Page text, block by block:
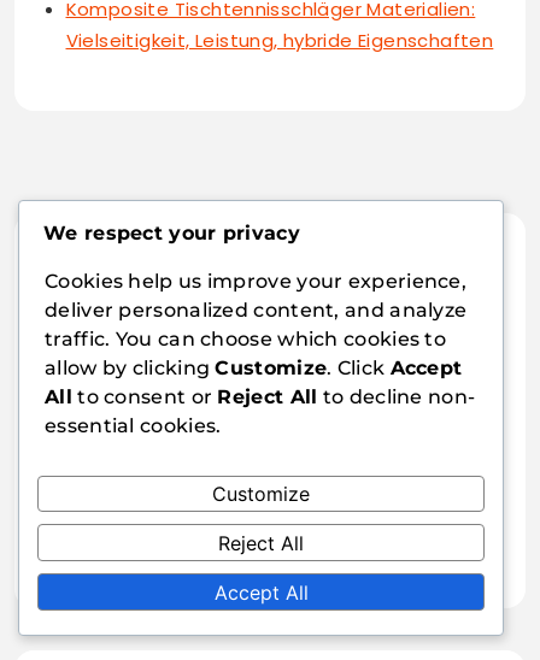
Komposite Tischtennisschläger Materialien:
Vielseitigkeit, Leistung, hybride Eigenschaften
Lydia Cross
Lydia Cross ist eine leidenschaftliche
Tischtennis-Enthusiastin und Schriftstellerin mit
Sitz in San Francisco. Mit jahrelanger Erfahrung im
Wettkampfspiel spezialisiert sie sich darauf, die
und deren Einfluss auf das Spiel zu erkunden.
Wenn sie nicht schreibt, verbringt Lydia ihre Zeit
damit, junge Spieler zu trainieren und ihre Liebe
zu diesem Sport zu teilen.
We respect your privacy
Cookies help us improve your experience,
deliver personalized content, and analyze
traffic. You can choose which cookies to
allow by clickingCustomize. Click Accept
All to consent or Reject All to decline non-
essential cookies.
Customize
Reject All
Accept All